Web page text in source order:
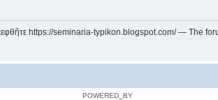
https://seminaria-typikon.blogspot.com/ —
POWERED_BY